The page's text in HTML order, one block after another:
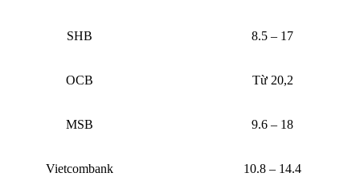
SHB 8.5 – 17
OCB Từ 20,2
MSB 9.6 – 18
Vietcombank 10.8 – 14.4